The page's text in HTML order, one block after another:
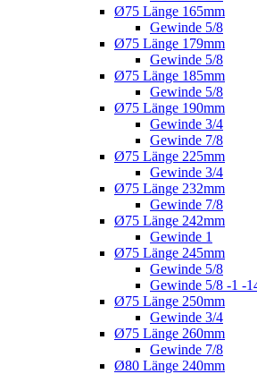
Ø75 Länge 165mm
Gewinde 5/8
Ø75 Länge 179mm
Gewinde 5/8
Ø75 Länge 185mm
Gewinde 5/8
Ø75 Länge 190mm
Gewinde 3/4
Gewinde 7/8
Ø75 Länge 225mm
Gewinde 3/4
Ø75 Länge 232mm
Gewinde 7/8
Ø75 Länge 242mm
Gewinde 1
Ø75 Länge 245mm
Gewinde 5/8
Gewinde 5/8 -1 -
Ø75 Länge 250mm
Gewinde 3/4
Ø75 Länge 260mm
Gewinde 7/8
Ø80 Länge 240mm